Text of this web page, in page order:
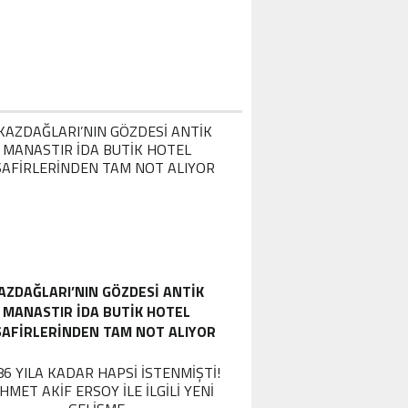
GÖZDESI ANTIK
MANASTIR İDA BUTIK HOTEL
TAM NOT ALIYOR